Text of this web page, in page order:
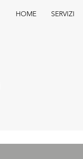
HOME SERVIZI